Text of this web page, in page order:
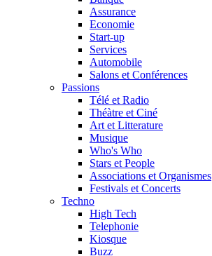
Assurance
Economie
Start-up
Services
Automobile
Salons et Conférences
Passions
Télé et Radio
Théàtre et Ciné
Art et Litterature
Musique
Who's Who
Stars et People
Associations et Organismes
Festivals et Concerts
Techno
High Tech
Telephonie
Kiosque
Buzz